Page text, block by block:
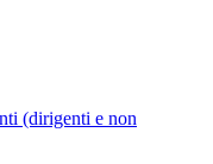
(dirigenti e non